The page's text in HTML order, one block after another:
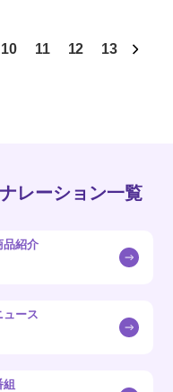
10 11 12 13
レーション一覧
品紹介
ュース
組